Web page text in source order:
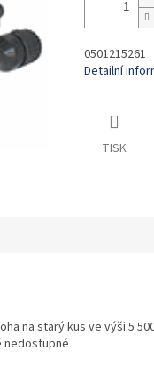
0501215261
Detailní
TISK
na starý kus ve výši 5
nedostupné